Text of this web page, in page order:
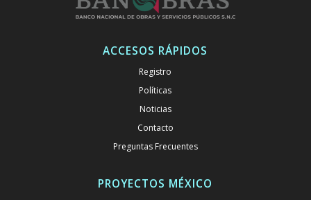
ACCESOS RÁPIDOS
Registro
Políticas
Noticias
Contacto
Preguntas Frecuentes
PROYECTOS MÉXICO